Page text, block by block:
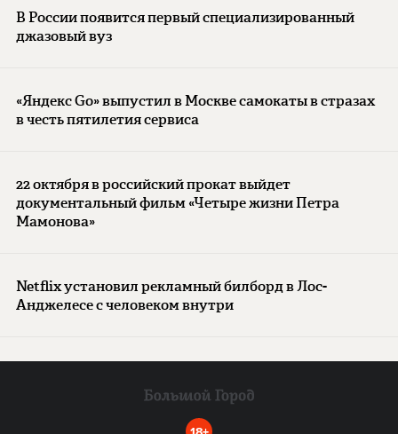
В России появится первый специализированный
джазовый вуз
«Яндекс Go» выпустил в Москве самокаты в стразах
в честь пятилетия сервиса
22 октября в российский прокат выйдет
документальный фильм «Четыре жизни Петра
Мамонова»
Netflix установил рекламный билборд в Лос-
Анджелесе с человеком внутри